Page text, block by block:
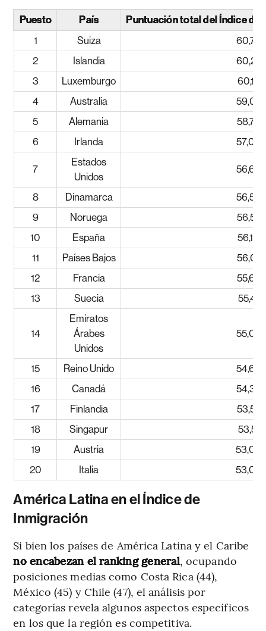
Puesto País
Puntuación total del Índice de
1
Suiza
60,77
2
Islandia
60,24
3
Luxemburgo
60,12
4
Australia
59,05
5
Alemania
58,77
6
Irlanda 57,00
7
Estados
Unidos
56,68
8 Dinamarca
56,54
9
Noruega
56,52
10
España
56,10
11
Países Bajos
56,01
12
Francia
55,69
13
Suecia 55,41
14
Emiratos
Árabes
Unidos
55,05
15 Reino Unido
54,69
16
Canadá
54,36
17
Finlandia
53,52
18
Singapur
53,51
19
Austria
53,09
20
Italia 53,04
América Latina en el Índice de
Inmigración
Si bien los países de América Latina y el Caribe
no encabezan el ranking general, ocupando
posiciones medias como Costa Rica (44),
México (45) y Chile (47), el análisis por
categorías revela algunos aspectos específicos
en los que la región es competitiva.